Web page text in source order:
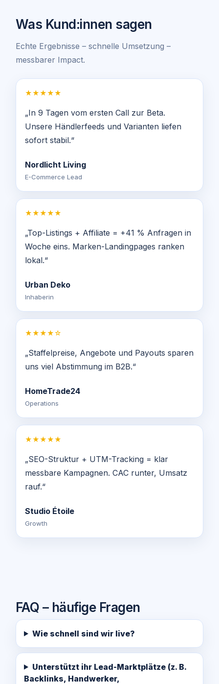
Was Kund:innen sagen
Echte Ergebnisse – schnelle Umsetzung –
messbarer Impact.
★★★★★
„In 9 Tagen vom ersten Call zur Beta.
Unsere Händlerfeeds und Varianten liefen
sofort stabil.“
Nordlicht Living
E-Commerce Lead
★★★★★
„Top-Listings + Affiliate = +41 % Anfragen in
Woche eins. Marken-Landingpages ranken
lokal.“
Urban Deko
Inhaberin
★★★★☆
„Staffelpreise, Angebote und Payouts sparen
uns viel Abstimmung im B2B.“
HomeTrade24
Operations
★★★★★
„SEO-Struktur + UTM-Tracking = klar
messbare Kampagnen. CAC runter, Umsatz
rauf.“
Studio Étoile
Growth
FAQ – häufige Fragen
Wie schnell sind wir live?
Unterstützt ihr Lead-Marktplätze (z. B.
Backlinks, Handwerker,